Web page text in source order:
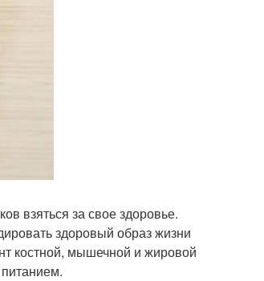
взяться за свое здоровье.
здоровый образ жизни
костной, мышечной и жировой